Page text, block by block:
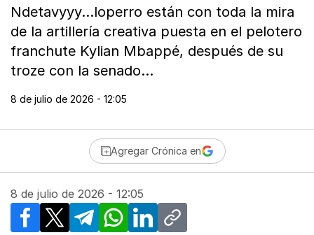
Ndetavyyy...loperro están con toda la mira
de la artillería creativa puesta en el pelotero
franchute Kylian Mbappé, después de su
troze con la senado…
8 de julio de 2026 - 12:05
Agregar Crónica en
8 de julio de 2026 - 12:05
Facebook
X TelegramWhatsApp
LinkedInCopy link